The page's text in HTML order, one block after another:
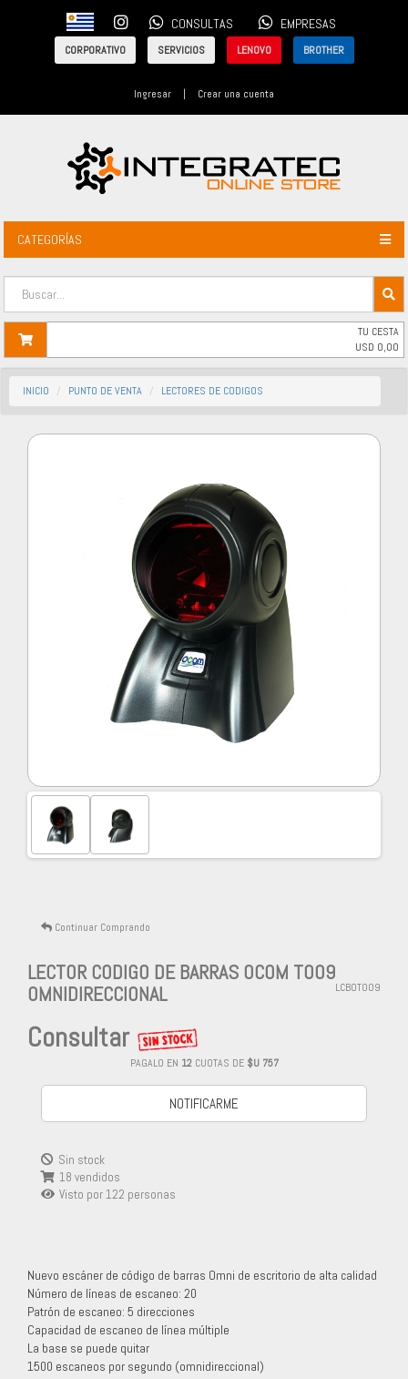
CONSULTAS EMPRESAS
CORPORATIVO SERVICIOS LENOVO BROTHER
Ingresar | Crear una cuenta
CATEGORÍAS
TU CESTA
USD 0,00
INICIO PUNTO DE VENTA LECTORES DE CODIGOS
Continuar Comprando
LECTOR CODIGO DE BARRAS OCOM T009
OMNIDIRECCIONAL
LCBOT009
Consultar
PAGALO EN 12CUOTAS DE $U 757
NOTIFICARME
Sin stock
18 vendidos
Visto por 122 personas
Nuevo escáner de código de barras Omni de escritorio de alta calidad
Número de líneas de escaneo: 20
Patrón de escaneo: 5 direcciones
Capacidad de escaneo de línea múltiple
La base se puede quitar
1500 escaneos por segundo (omnidireccional)